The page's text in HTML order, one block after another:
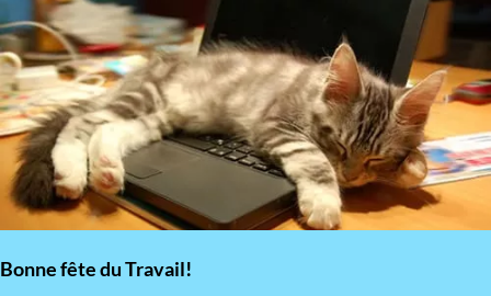
Bonne fête du Travail!